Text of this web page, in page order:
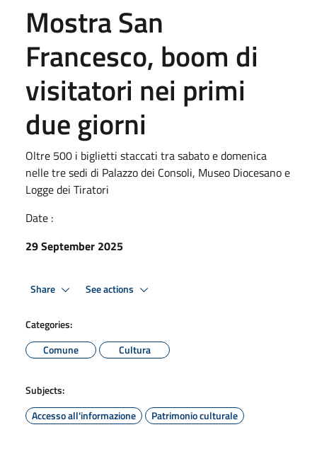
Mostra San
Francesco, boom di
visitatori nei primi
due giorni
Oltre 500 i biglietti staccati tra sabato e domenica
nelle tre sedi di Palazzo dei Consoli, Museo Diocesano e
Logge dei Tiratori
Date :
29 September 2025
Share See actions
Categories:
Comune
Cultura
Subjects:
Accesso all'informazione
Patrimonio culturale